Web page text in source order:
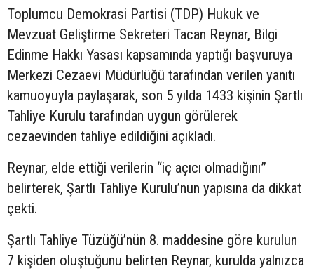
Toplumcu Demokrasi Partisi (TDP) Hukuk ve
Mevzuat Geliştirme Sekreteri Tacan Reynar, Bilgi
Edinme Hakkı Yasası kapsamında yaptığı başvuruya
Merkezi Cezaevi Müdürlüğü tarafından verilen yanıtı
kamuoyuyla paylaşarak, son 5 yılda 1433 kişinin Şartlı
Tahliye Kurulu tarafından uygun görülerek
cezaevinden tahliye edildiğini açıkladı.
Reynar, elde ettiği verilerin “iç açıcı olmadığını”
belirterek, Şartlı Tahliye Kurulu’nun yapısına da dikkat
çekti.
Şartlı Tahliye Tüzüğü’nün 8. maddesine göre kurulun
7 kişiden oluştuğunu belirten Reynar, kurulda yalnızca